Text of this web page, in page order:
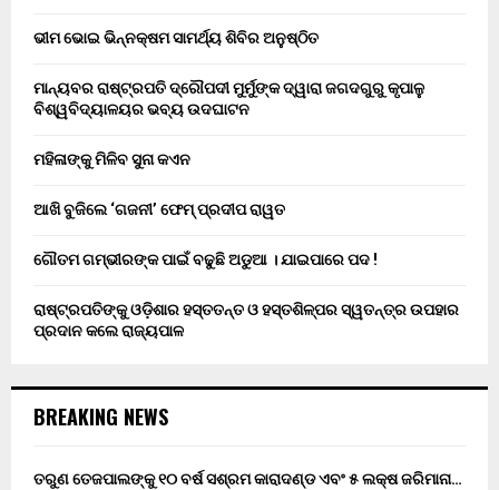
ଭୀମ ଭୋଇ ଭିନ୍ନକ୍ଷମ ସାମର୍ଥ୍ୟ ଶିବିର ଅନୁଷ୍ଠିତ
ମାନ୍ୟବର ରାଷ୍ଟ୍ରପତି ଦ୍ରୌପଦୀ ମୁର୍ମୁଙ୍କ ଦ୍ୱାରା ଜଗଦଗୁରୁ କୃପାଳୁ
ବିଶ୍ୱବିଦ୍ୟାଳୟର ଭବ୍ୟ ଉଦଘାଟନ
ମହିଳାଙ୍କୁ ମିଳିବ ସୁନା କଏନ
ଆଖି ବୁଜିଲେ ‘ଗଜନୀ’ ଫେମ୍ ପ୍ରଦୀପ ରାୱତ
ଗୌତମ ଗମ୍ଭୀରଙ୍କ ପାଇଁ ବଢୁଛି ଅଡୁଆ । ଯାଇପାରେ ପଦ !
ରାଷ୍ଟ୍ରପତିଙ୍କୁ ଓଡ଼ିଶାର ହସ୍ତତନ୍ତ ଓ ହସ୍ତଶିଳ୍ପର ସ୍ୱତନ୍ତ୍ର ଉପହାର
ପ୍ରଦାନ କଲେ ରାଜ୍ୟପାଳ
BREAKING NEWS
ତରୁଣ ତେଜପାଲଙ୍କୁ ୧୦ ବର୍ଷ ସଶ୍ରମ କାରାଦଣ୍ଡ ଏବଂ ₹୫ ଲକ୍ଷ ଜରିମାନା…